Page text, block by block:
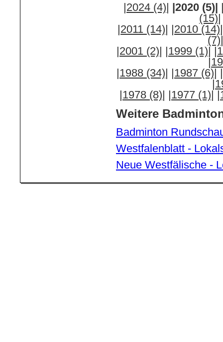
|2024 (4)| |2020 (5)|
(15)|
|2011 (14)| |2010 (14)|
(7)|
|2001 (2)| |1999 (1)|
|1988 (34)| |1987 (6)|
|1978 (8)| |1977 (1)|
Weitere
Badminton
Westfalenblatt -
Neue Westfälische -